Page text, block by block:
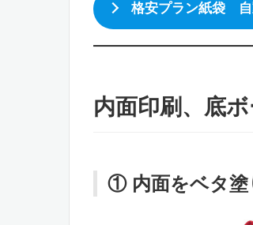
格安プラン紙袋 自
内面印刷、底
① 内面をベタ塗